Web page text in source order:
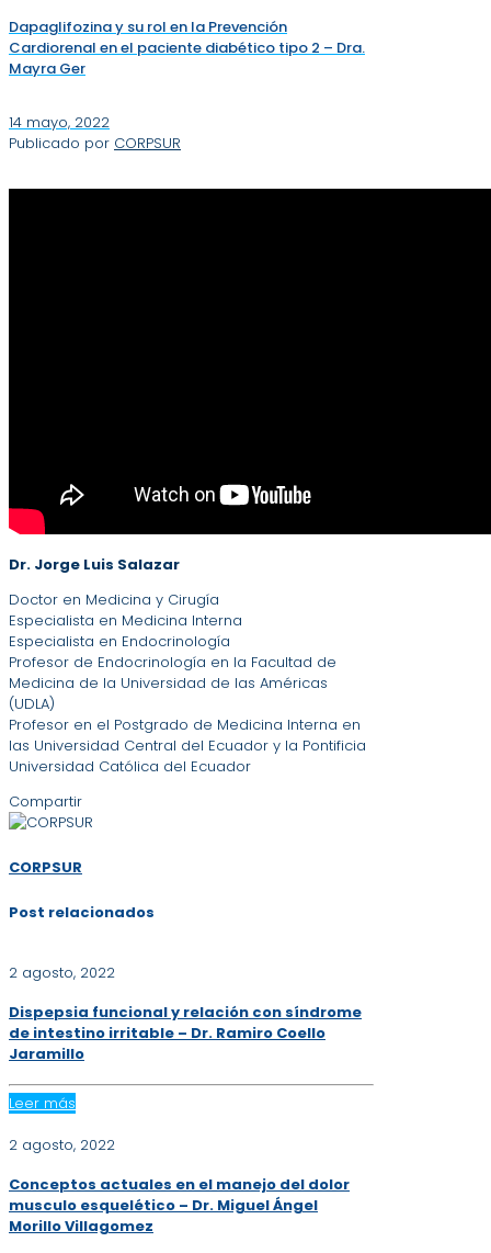
Dapaglifozina y su rol en la Prevención
Cardiorenal en el paciente diabético tipo 2 – Dra.
Mayra Ger
14 mayo, 2022
Publicado por CORPSUR
Dr. Jorge Luis Salazar
Doctor en Medicina y Cirugía
Especialista en Medicina Interna
Especialista en Endocrinología
Profesor de Endocrinología en la Facultad de
Medicina de la Universidad de las Américas
(UDLA)
Profesor en el Postgrado de Medicina Interna en
las Universidad Central del Ecuador y la Pontificia
Universidad Católica del Ecuador
Compartir
CORPSUR
Post relacionados
2 agosto, 2022
Dispepsia funcional y relación con síndrome
de intestino irritable – Dr. Ramiro Coello
Jaramillo
Leer más
2 agosto, 2022
Conceptos actuales en el manejo del dolor
musculo esquelético – Dr. Miguel Ángel
Morillo Villagomez